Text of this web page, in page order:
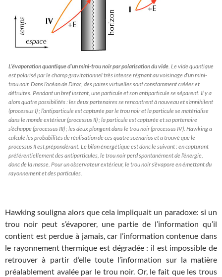
L’évaporation quantique d’un mini-trou noir par polarisation du vide. Le vide quantique
est polarisé par le champ gravitationnel très intense régnant au voisinage d’un mini-
trou noir. Dans l’océan de Dirac, des paires virtuelles sont constamment créées et
détruites. Pendant un bref instant, une particule et son antiparticule se séparent. Il y a
alors quatre possibilités : les deux partenaires se rencontrent à nouveau et s’annihilent
(processus I) ; l’antiparticule est capturée par le trou noir et la particule se matérialise
dans le monde extérieur (processus II) ; la particule est capturée et sa partenaire
s’échappe (processus III) ; les deux plongent dans le trou noir (processus IV). Hawking a
calculé les probabilités de réalisation de ces quatre scénarios et a trouvé que le
processus II est prépondérant. Le bilan énergétique est donc le suivant : en capturant
préférentiellement des antiparticules, le trou noir perd spontanément de l’énergie,
donc de la masse. Pour un observateur extérieur, le trou noir s’évapore en émettant du
rayonnement et des particules.
Hawking souligna alors que cela impliquait un paradoxe: si un
trou noir peut s’évaporer, une partie de l’information qu’il
contient est perdue à jamais, car l’information contenue dans
le rayonnement thermique est dégradée : il est impossible de
retrouver à partir d’elle toute l’information sur la matière
préalablement avalée par le trou noir. Or, le fait que les trous